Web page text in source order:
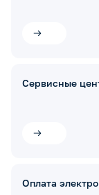
Сервисные
Оплата